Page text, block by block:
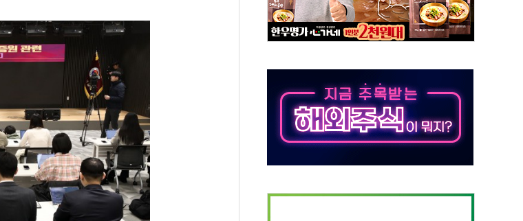
폐기물 수거하다 참변…60대 환경미화원 수거차에 치여 사망
서울 중랑구 주택가서 흉기 난동…60대 남성 2명 숨져
李대통령 "결혼 때문에 손해 보는 일 없게"…'결혼 페널티' 22개 과제 손본다
여수 오동도 인근 해상서 모터보트 전복…1명 사망·1명 실종
추미애, '위안부' 피해자 기림의 날 참석..."국제적 시민 연대로 목소리 내야"
인천 선재도 갯벌서 해루질 중 실종 60대 나흘만에 숨진 채 발견
인천서 말다툼 중 어머니 흉기 살해 10대 아들 체포
'화합' 꺼낸 김민석에 '뻔뻔' 받아친 정청래…제주 연설서 신경전 고조